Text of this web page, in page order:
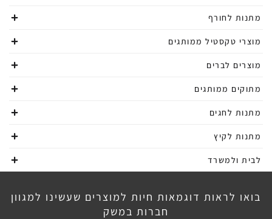
מתנות לחורף
מוצרי טקסטיל ממותגים
מוצרים לברים
מתוקים ממותגים
מתנות לחגים
מתנות לקיץ
לבית ולמשרד
בואו לראות דוגמאות חיות למוצרים שעשינו למגוון
חברות במשק